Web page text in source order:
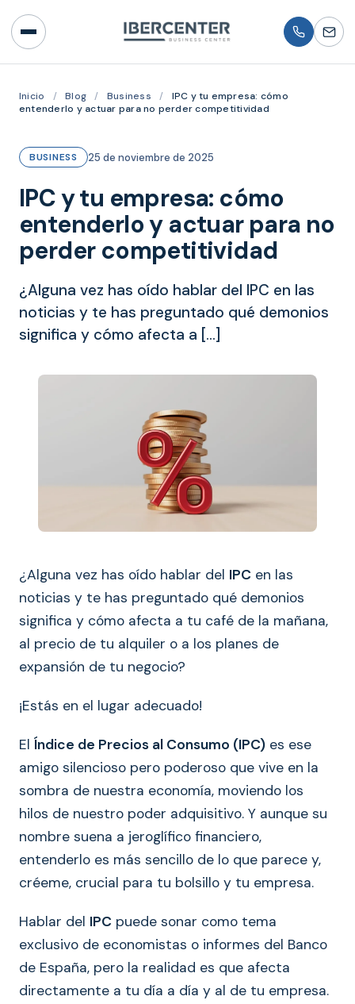
Inicio / Blog / Business /
IPC y tu empresa: cómo
entenderlo y actuar para no perder competitividad
BUSINESS 25 de noviembre de 2025
IPC y tu empresa: cómo
entenderlo y actuar para no
perder competitividad
¿Alguna vez has oído hablar del IPC en las
noticias y te has preguntado qué demonios
significa y cómo afecta a […]
¿Alguna vez has oído hablar del IPC en las
noticias y te has preguntado qué demonios
significa y cómo afecta a tu café de la mañana,
al precio de tu alquiler o a los planes de
expansión de tu negocio?
¡Estás en el lugar adecuado!
El Índice de Precios al Consumo (IPC) es ese
amigo silencioso pero poderoso que vive en la
sombra de nuestra economía, moviendo los
hilos de nuestro poder adquisitivo. Y aunque su
nombre suena a jeroglífico financiero,
entenderlo es más sencillo de lo que parece y,
créeme, crucial para tu bolsillo y tu empresa.
Hablar del IPC puede sonar como tema
exclusivo de economistas o informes del Banco
de España, pero la realidad es que afecta
directamente a tu día a día y al de tu empresa.